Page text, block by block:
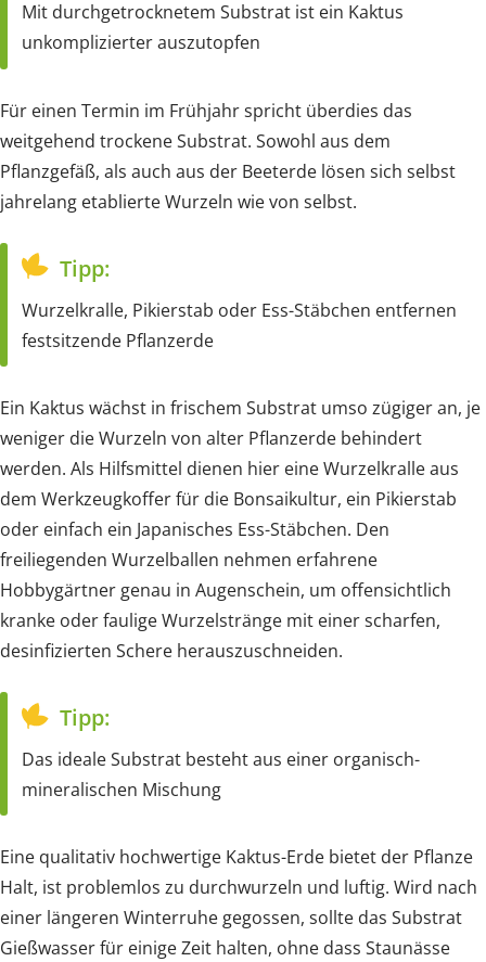
Mit durchgetrocknetem Substrat ist ein Kaktus
unkomplizierter auszutopfen
Für einen Termin im Frühjahr spricht überdies das
weitgehend trockene Substrat. Sowohl aus dem
Pflanzgefäß, als auch aus der Beeterde lösen sich selbst
jahrelang etablierte Wurzeln wie von selbst.
Tipp:
Wurzelkralle, Pikierstab oder Ess-Stäbchen entfernen
festsitzende Pflanzerde
Ein Kaktus wächst in frischem Substrat umso zügiger an, je
weniger die Wurzeln von alter Pflanzerde behindert
werden. Als Hilfsmittel dienen hier eine Wurzelkralle aus
dem Werkzeugkoffer für die Bonsaikultur, ein Pikierstab
oder einfach ein Japanisches Ess-Stäbchen. Den
freiliegenden Wurzelballen nehmen erfahrene
Hobbygärtner genau in Augenschein, um offensichtlich
kranke oder faulige Wurzelstränge mit einer scharfen,
desinfizierten Schere herauszuschneiden.
Tipp:
Das ideale Substrat besteht aus einer organisch-
mineralischen Mischung
Eine qualitativ hochwertige Kaktus-Erde bietet der Pflanze
Halt, ist problemlos zu durchwurzeln und luftig. Wird nach
einer längeren Winterruhe gegossen, sollte das Substrat
Gießwasser für einige Zeit halten, ohne dass Staunässe